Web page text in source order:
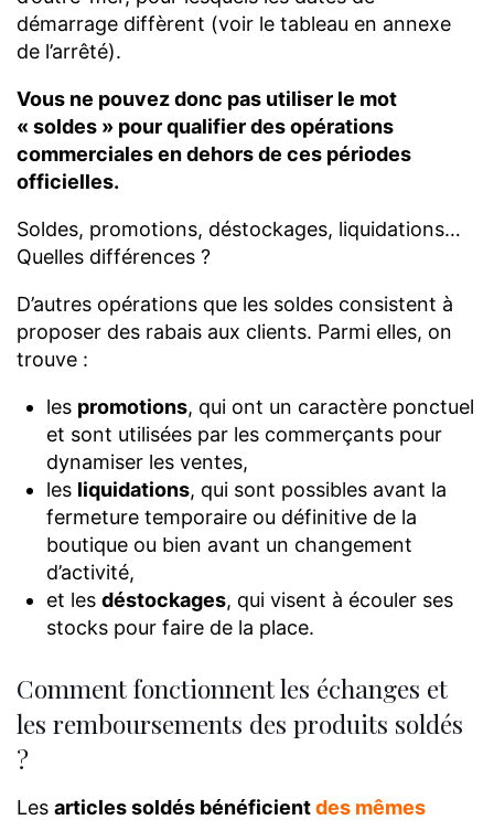
démarrage diffèrent (voir le tableau en annexe
de l’arrêté).
Vous ne pouvez donc pas utiliser le mot
« soldes » pour qualifier des opérations
commerciales en dehors de ces périodes
officielles.
Soldes, promotions, déstockages, liquidations…
Quelles différences ?
D’autres opérations que les soldes consistent à
proposer des rabais aux clients. Parmi elles, on
trouve :
les promotions, qui ont un caractère ponctuel
et sont utilisées par les commerçants pour
dynamiser les ventes,
les liquidations, qui sont possibles avant la
fermeture temporaire ou définitive de la
boutique ou bien avant un changement
d’activité,
et les déstockages, qui visent à écouler ses
stocks pour faire de la place.
Comment fonctionnent les échanges et
les remboursements des produits soldés
?
Les articles soldés bénéficientdes mêmes